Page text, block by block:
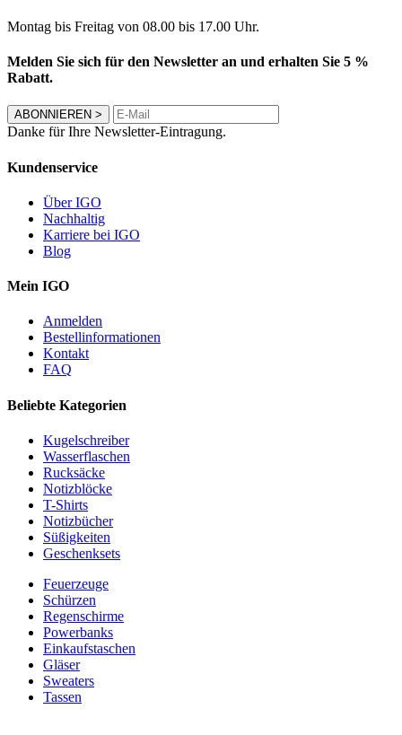
Montag bis Freitag von 08.00 bis 17.00 Uhr.
Melden Sie sich für den Newsletter an und erhalten Sie 5 %
Rabatt.
ABONNIEREN >
Danke für Ihre Newsletter-Eintragung.
Kundenservice
Über IGO
Nachhaltig
Karriere bei IGO
Blog
Mein IGO
Anmelden
Bestellinformationen
Kontakt
FAQ
Beliebte Kategorien
Kugelschreiber
Wasserflaschen
Rucksäcke
Notizblöcke
T-Shirts
Notizbücher
Süßigkeiten
Geschenksets
Feuerzeuge
Schürzen
Regenschirme
Powerbanks
Einkaufstaschen
Gläser
Sweaters
Tassen